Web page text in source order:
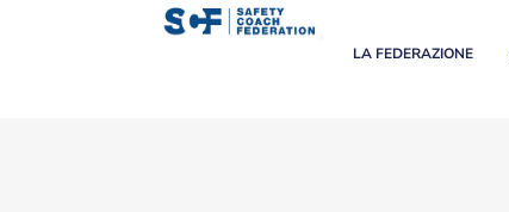
LA FEDERAZIONE